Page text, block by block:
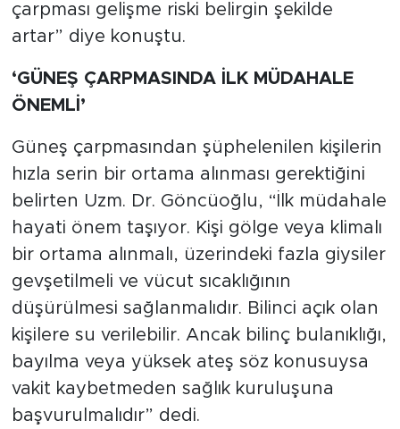
çarpması gelişme riski belirgin şekilde
artar” diye konuştu.
‘GÜNEŞ ÇARPMASINDA İLK MÜDAHALE
ÖNEMLİ’
Güneş çarpmasından şüphelenilen kişilerin
hızla serin bir ortama alınması gerektiğini
belirten Uzm. Dr. Göncüoğlu, “İlk müdahale
hayati önem taşıyor. Kişi gölge veya klimalı
bir ortama alınmalı, üzerindeki fazla giysiler
gevşetilmeli ve vücut sıcaklığının
düşürülmesi sağlanmalıdır. Bilinci açık olan
kişilere su verilebilir. Ancak bilinç bulanıklığı,
bayılma veya yüksek ateş söz konusuysa
vakit kaybetmeden sağlık kuruluşuna
başvurulmalıdır” dedi.